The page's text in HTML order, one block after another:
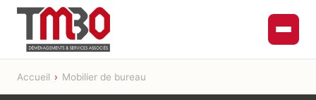
Accueil › Mobilier de bureau